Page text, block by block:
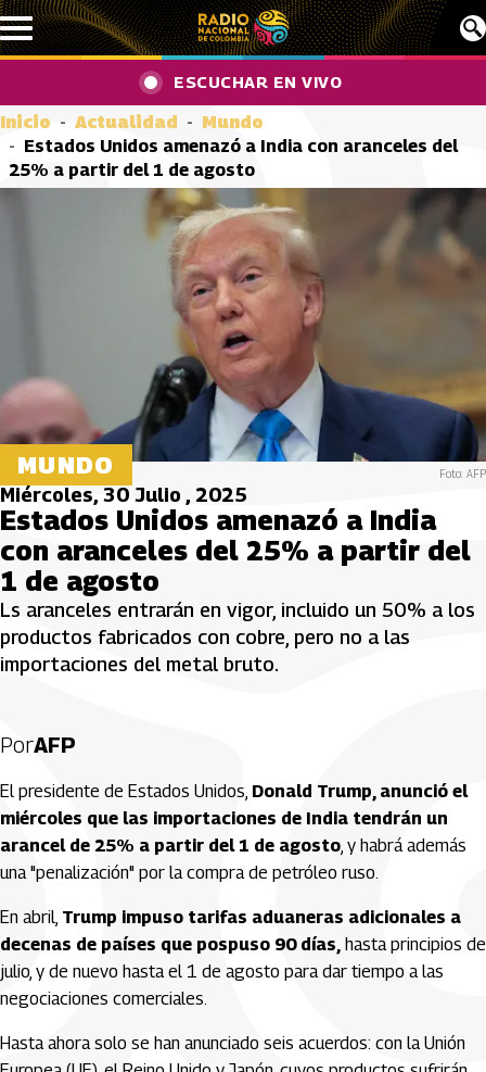
Pasar al contenido principal
ESCUCHAR EN VIVO
Inicio Actualidad
Mundo
Estados Unidos amenazó a India con aranceles del
25% a partir del 1 de agosto
MUNDO Foto: AFP
Miércoles, 30 Julio , 2025
Estados Unidos amenazó a India
con aranceles del 25% a partir del
1 de agosto
Ls aranceles entrarán en vigor, incluido un 50% a los
productos fabricados con cobre, pero no a las
importaciones del metal bruto.
PorAFP
El presidente de Estados Unidos, Donald Trump, anunció el
miércoles que las importaciones de India tendrán un
arancel de 25% a partir del 1 de agosto, y habrá además
una "penalización" por la compra de petróleo ruso.
En abril, Trump impuso tarifas aduaneras adicionales a
decenas de países que pospuso 90 días, hasta principios de
julio, y de nuevo hasta el 1 de agosto para dar tiempo a las
negociaciones comerciales.
Hasta ahora solo se han anunciado seis acuerdos: con la Unión